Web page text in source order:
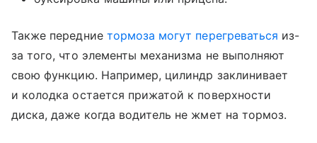
Также передние тормоза могут перегреваться из-
за того, что элементы механизма не выполняют
свою функцию. Например, цилиндр заклинивает
и колодка остается прижатой к поверхности
диска, даже когда водитель не жмет на тормоз.